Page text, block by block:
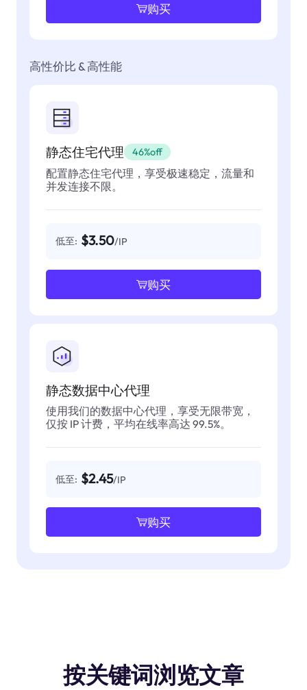
购买
高性价比 & 高性能
静态住宅代理 46%off
配置静态住宅代理，享受极速稳定，流量和
并发连接不限。
低至: $3.50/IP
购买
静态数据中心代理
使用我们的数据中心代理，享受无限带宽，
仅按 IP 计费，平均在线率高达 99.5%。
低至: $2.45/IP
购买
按关键词浏览文章